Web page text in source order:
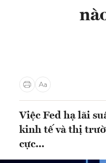
Việc Fed hạ lãi
kinh tế và thị
cực...